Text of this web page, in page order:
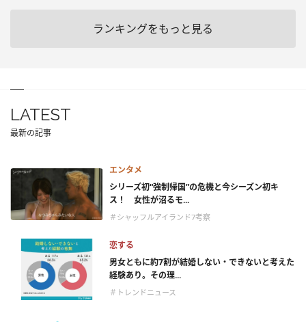
ランキングをもっと見る
LATEST
最新の記事
エンタメ
シリーズ初“強制帰国”の危機と今シーズン初キ
ス！ 女性が沼るモ...
＃シャッフルアイランド7考察
恋する
男女ともに約7割が結婚しない・できないと考えた
経験あり。その理...
＃トレンドニュース